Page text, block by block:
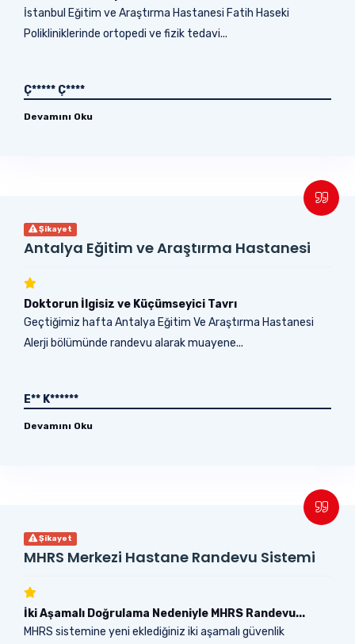
İstanbul Eğitim ve Araştırma Hastanesi Fatih Haseki
Polikliniklerinde ortopedi ve fizik tedavi...
Ç***** Ç****
Devamını Oku
Şikayet
Antalya Eğitim ve Araştırma Hastanesi
Doktorun İlgisiz ve Küçümseyici Tavrı
Geçtiğimiz hafta Antalya Eğitim Ve Araştırma Hastanesi
Alerji bölümünde randevu alarak muayene...
E** K******
Devamını Oku
Şikayet
MHRS Merkezi Hastane Randevu Sistemi
İki Aşamalı Doğrulama Nedeniyle MHRS Randevu...
MHRS sistemine yeni eklediğiniz iki aşamalı güvenlik